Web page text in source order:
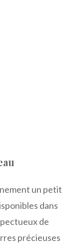
un petit
dans
de
précieuses